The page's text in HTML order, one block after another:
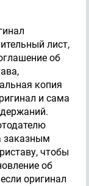
лист,
об
копия
и сама
заказным
чтобы
об
оригинал